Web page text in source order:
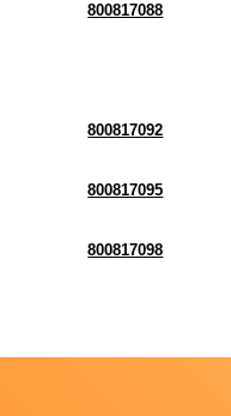
800817088
800817092
800817095
800817098